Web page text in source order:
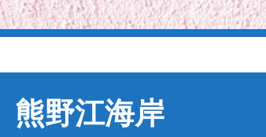
熊野江海岸